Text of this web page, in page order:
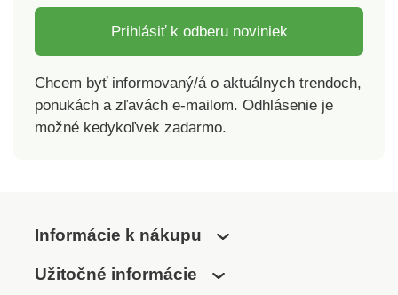
Prihlásiť k odberu noviniek
Chcem byť informovaný/á o aktuálnych trendoch,
ponukách a zľavách e-mailom. Odhlásenie je
možné kedykoľvek zadarmo.
Informácie k nákupu
Užitočné informácie